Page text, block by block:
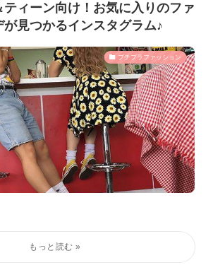
ティーン向け！お気に入りのファ
が見つかるインスタグラム♪
プチプラファッション